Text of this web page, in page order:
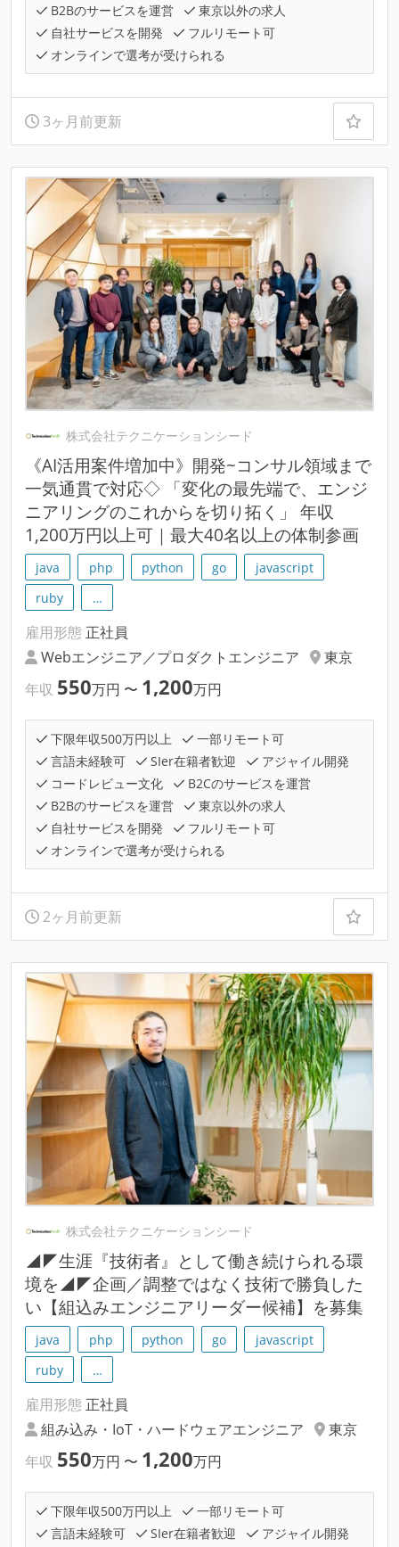
B2Bのサービスを運営
東京以外の求人
自社サービスを開発
フルリモート可
オンラインで選考が受けられる
3ヶ月前更新
株式会社テクニケーションシード
《AI活用案件増加中》開発~コンサル領域まで
一気通貫で対応◇ 「変化の最先端で、エンジ
ニアリングのこれからを切り拓く」 年収
1,200万円以上可｜最大40名以上の体制参画
java php python go
javascript
ruby
…
雇用形態 正社員
Webエンジニア／プロダクトエンジニア
東京
年収 550万円 〜 1,200万円
下限年収500万円以上
一部リモート可
言語未経験可
SIer在籍者歓迎
アジャイル開発
コードレビュー文化
B2Cのサービスを運営
B2Bのサービスを運営
東京以外の求人
自社サービスを開発
フルリモート可
オンラインで選考が受けられる
2ヶ月前更新
株式会社テクニケーションシード
◢◤生涯『技術者』として働き続けられる環
境を◢◤企画／調整ではなく技術で勝負した
い【組込みエンジニアリーダー候補】を募集
java php python go
javascript
ruby
…
雇用形態 正社員
組み込み・IoT・ハードウェアエンジニア
東京
年収 550万円 〜 1,200万円
下限年収500万円以上
一部リモート可
言語未経験可
SIer在籍者歓迎
アジャイル開発